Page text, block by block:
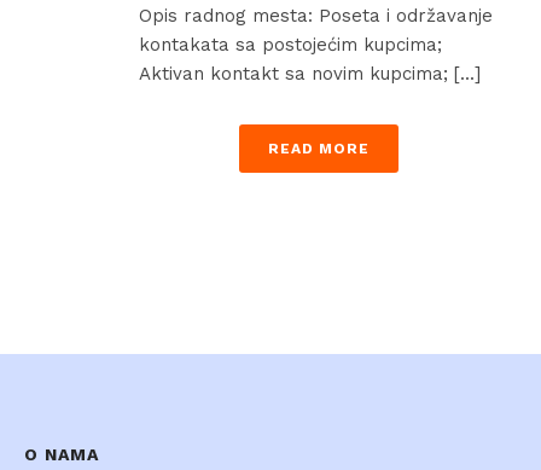
Opis radnog mesta: Poseta i održavanje
kontakata sa postojećim kupcima;
Aktivan kontakt sa novim kupcima; [...]
READ MORE
O NAMA